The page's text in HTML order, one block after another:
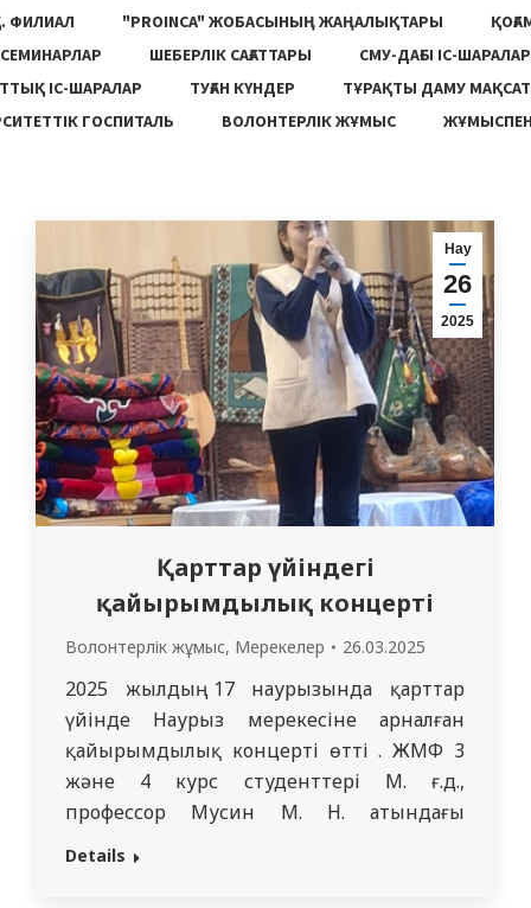
ФИЛИАЛ
"PROINCA" ЖОБАСЫНЫҢ ЖАҢАЛЫҚТАРЫ
СЕМИНАРЛАР
ШЕБЕРЛІК САҒАТТАРЫ
СМУ-ДАҒЫ ІС-ШАРАЛАР
ІС-ШАРАЛАР
ТУҒАН КҮНДЕР
ТҰРАҚТЫ ДАМУ
ГОСПИТАЛЬ
ВОЛОНТЕРЛІК ЖҰМЫС
Нау
26
2025
Қарттар үйіндегі
қайырымдылық концерті
Волонтерлік жұмыс, Мерекелер 26.03.2025
2025 жылдың 17 наурызында қарттар
үйінде Наурыз мерекесіне арналған
қайырымдылық концерті өтті . ЖМФ 3
және 4 курс студенттері М. ғ.д.,
профессор Мусин М. Н. атындағы
фармакология кафедрасының
Details